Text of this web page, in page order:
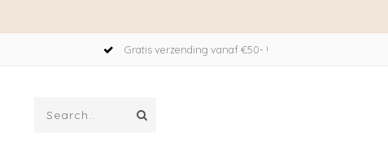
Gratis verzending vanaf €50- !